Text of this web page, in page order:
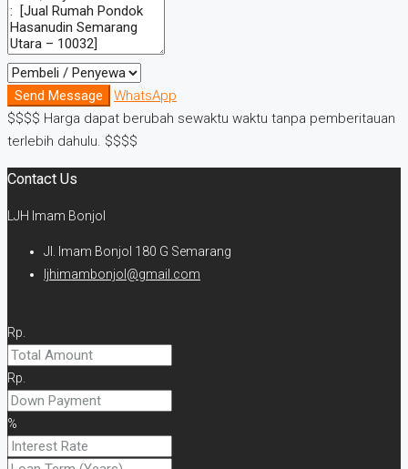
Send Message
WhatsApp
$$$$ Harga dapat berubah sewaktu waktu tanpa pemberitauan
terlebih dahulu. $$$$
Contact Us
LJH Imam Bonjol
Jl. Imam Bonjol 180 G Semarang
ljhimambonjol@gmail.com
Rp.
Rp.
%